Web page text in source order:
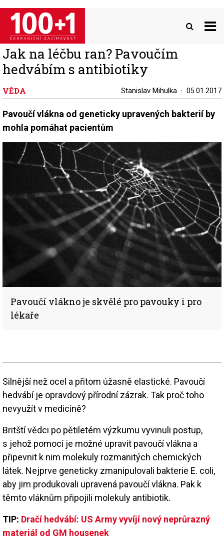
Přejít
hlavnímu
obsahu
Jak na léčbu ran? Pavoučím
hedvábím s antibiotiky
VĚDA Stanislav Mihulka 05.01.2017
Pavoučí vlákna od geneticky upravených bakterií by
mohla pomáhat pacientům
Pavoučí vlákno je skvělé pro pavouky i pro
lékaře
Silnější než ocel a přitom úžasně elastické. Pavoučí
hedvábí je opravdový přírodní zázrak. Tak proč toho
nevyužít v medicíně?
Britští vědci po pětiletém výzkumu vyvinuli postup,
s jehož pomocí je možné upravit pavoučí vlákna a
připevnit k nim molekuly rozmanitých chemických
látek. Nejprve geneticky zmanipulovali bakterie E. coli,
aby jim produkovali upravená pavoučí vlákna. Pak k
těmto vláknům připojili molekuly antibiotik.
TIP: Dračí hedvábí: US Army vyvíjí nový neprůrazný
materiál od GM housenek